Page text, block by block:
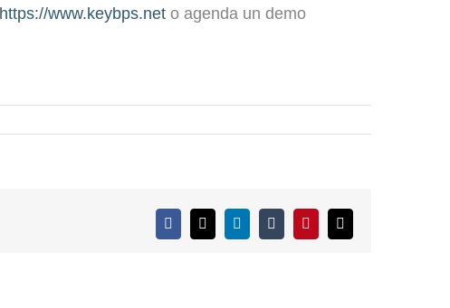
https://www.keybps.net o agenda un demo
Facebook
X LinkedInTumblrPinterestCorreo
electrónico